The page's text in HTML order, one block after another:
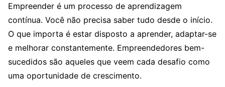
Empreender é um processo de aprendizagem
contínua. Você não precisa saber tudo desde o início.
O que importa é estar disposto a aprender, adaptar-se
e melhorar constantemente. Empreendedores bem-
sucedidos são aqueles que veem cada desafio como
uma oportunidade de crescimento.